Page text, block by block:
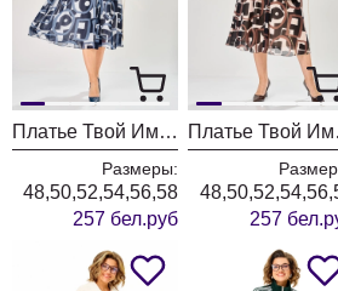
Платье Твой Имидж 2463 серо-голубой с принтом
Размеры:
48,50,52,54,56,58
257 бел.руб
257